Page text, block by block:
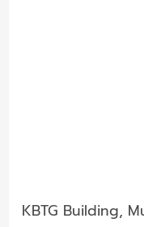
KBTG Building,